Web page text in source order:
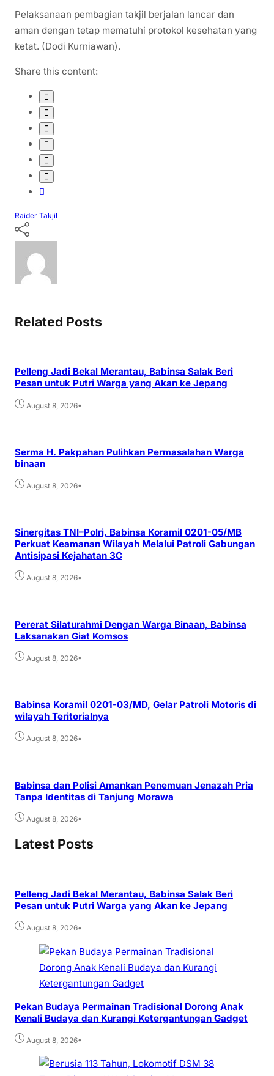
Pelaksanaan pembagian takjil berjalan lancar dan
aman dengan tetap mematuhi protokol kesehatan yang
ketat. (Dodi Kurniawan).
Share this content:
Raider Takjil
Related Posts
Pelleng Jadi Bekal Merantau, Babinsa Salak Beri
Pesan untuk Putri Warga yang Akan ke Jepang
August 8, 2026•
Serma H. Pakpahan Pulihkan Permasalahan Warga
binaan
August 8, 2026•
Sinergitas TNI–Polri, Babinsa Koramil 0201-05/MB
Perkuat Keamanan Wilayah Melalui Patroli Gabungan
Antisipasi Kejahatan 3C
August 8, 2026•
Pererat Silaturahmi Dengan Warga Binaan, Babinsa
Laksanakan Giat Komsos
August 8, 2026•
Babinsa Koramil 0201-03/MD, Gelar Patroli Motoris di
wilayah Teritorialnya
August 8, 2026•
Babinsa dan Polisi Amankan Penemuan Jenazah Pria
Tanpa Identitas di Tanjung Morawa
August 8, 2026•
Latest Posts
Pelleng Jadi Bekal Merantau, Babinsa Salak Beri
Pesan untuk Putri Warga yang Akan ke Jepang
August 8, 2026•
Pekan Budaya Permainan Tradisional Dorong Anak
Kenali Budaya dan Kurangi Ketergantungan Gadget
August 8, 2026•